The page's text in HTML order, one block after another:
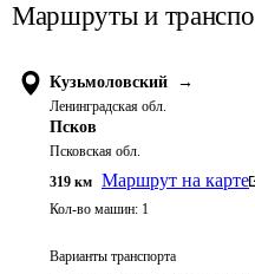
Маршруты и
Кузьмоловский →
Ленинградская обл.
Псков
Псковская обл.
319 км Маршрут на карте
Кол-во машин: 1
Варианты транспорта